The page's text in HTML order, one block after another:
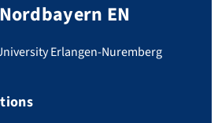
EN
Erlangen-Nuremberg